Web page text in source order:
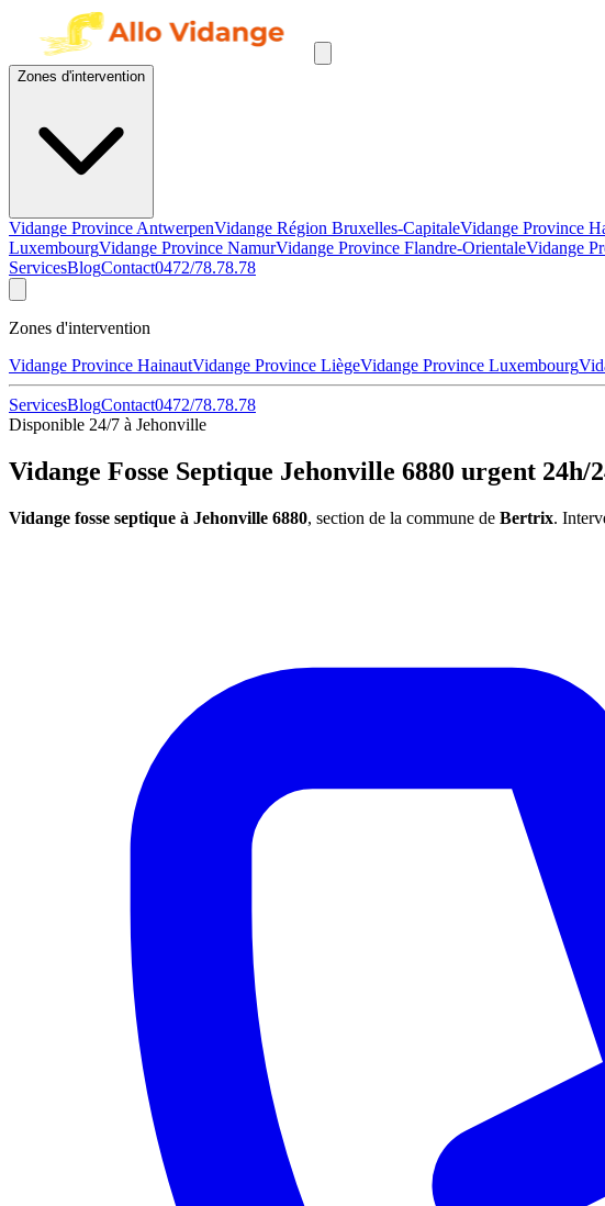
Zones d'intervention
Vidange Province AntwerpenVidange Région Bruxelles-CapitaleVidange Province
LuxembourgVidange Province NamurVidange Province Flandre-OrientaleVidange
ServicesBlogContact0472/78.78.78
Zones d'intervention
Vidange Province HainautVidange Province LiègeVidange Province Luxembourg
ServicesBlogContact0472/78.78.78
Disponible 24/7 à Jehonville
Vidange Fosse Septique Jehonville 6880 urgent 24h/
Vidange fosse septique à Jehonville 6880, section de la commune de Bertrix.